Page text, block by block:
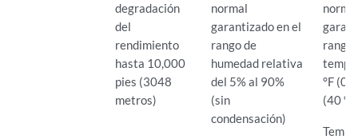
degradación
del
rendimiento
hasta 10,000
pies (3048
metros)
normal
garantizado en el
rango de
humedad relativa
del 5% al 90%
(sin
condensación)
rango
°F (0
(40